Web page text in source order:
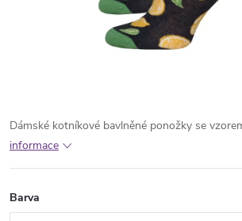
Dámské kotníkové bavlněné ponožky se
informace
Barva